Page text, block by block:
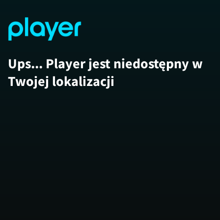
Ups... Player jest niedostępny w
Twojej lokalizacji